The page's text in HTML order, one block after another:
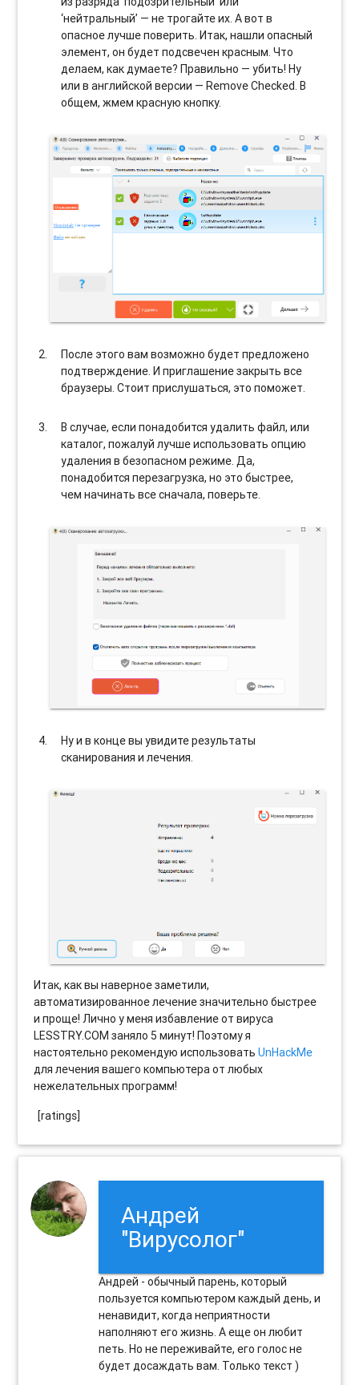
‘нейтральный’ — не трогайте их. А вот в
опасное лучше поверить. Итак, нашли опасный
элемент, он будет подсвечен красным. Что
делаем, как думаете? Правильно — убить! Ну
или в английской версии — Remove Checked. В
общем, жмем красную кнопку.
После этого вам возможно будет предложено
подтверждение. И приглашение закрыть все
браузеры. Стоит прислушаться, это поможет.
В случае, если понадобится удалить файл, или
каталог, пожалуй лучше использовать опцию
удаления в безопасном режиме. Да,
понадобится перезагрузка, но это быстрее,
чем начинать все сначала, поверьте.
Ну и в конце вы увидите результаты
сканирования и лечения.
Итак, как вы наверное заметили,
автоматизированное лечение значительно быстрее
и проще! Лично у меня избавление от вируса
LESSTRY.COM заняло 5 минут! Поэтому я
настоятельно рекомендую использоватьUnHackMe
для лечения вашего компьютера от любых
нежелательных программ!
[ratings]
Андрей
"Вирусолог"
Андрей - обычный парень, который
пользуется компьютером каждый день, и
ненавидит, когда неприятности
наполняют его жизнь. А еще он любит
петь. Но не переживайте, его голос не
будет досаждать вам. Только текст )